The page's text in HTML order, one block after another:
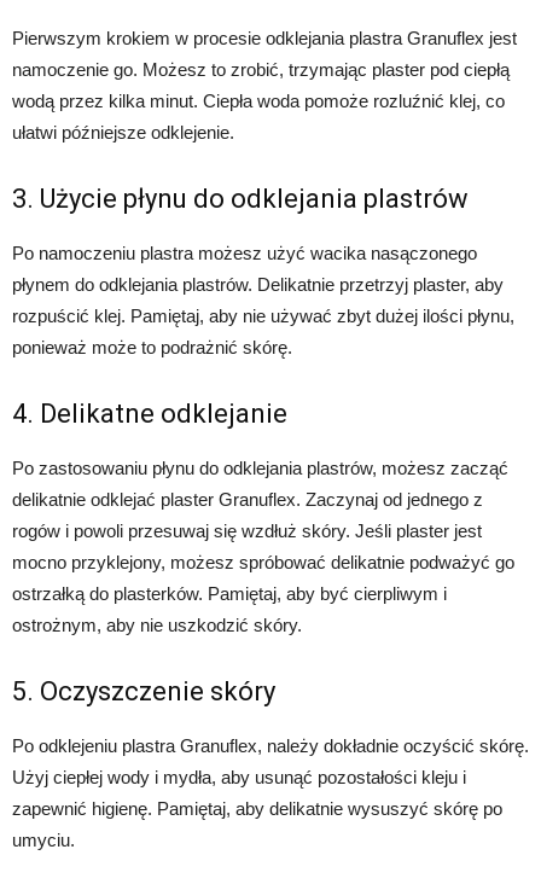
Pierwszym krokiem w procesie odklejania plastra Granuflex jest
namoczenie go. Możesz to zrobić, trzymając plaster pod ciepłą
wodą przez kilka minut. Ciepła woda pomoże rozluźnić klej, co
ułatwi późniejsze odklejenie.
3. Użycie płynu do odklejania plastrów
Po namoczeniu plastra możesz użyć wacika nasączonego
płynem do odklejania plastrów. Delikatnie przetrzyj plaster, aby
rozpuścić klej. Pamiętaj, aby nie używać zbyt dużej ilości płynu,
ponieważ może to podrażnić skórę.
4. Delikatne odklejanie
Po zastosowaniu płynu do odklejania plastrów, możesz zacząć
delikatnie odklejać plaster Granuflex. Zaczynaj od jednego z
rogów i powoli przesuwaj się wzdłuż skóry. Jeśli plaster jest
mocno przyklejony, możesz spróbować delikatnie podważyć go
ostrzałką do plasterków. Pamiętaj, aby być cierpliwym i
ostrożnym, aby nie uszkodzić skóry.
5. Oczyszczenie skóry
Po odklejeniu plastra Granuflex, należy dokładnie oczyścić skórę.
Użyj ciepłej wody i mydła, aby usunąć pozostałości kleju i
zapewnić higienę. Pamiętaj, aby delikatnie wysuszyć skórę po
umyciu.